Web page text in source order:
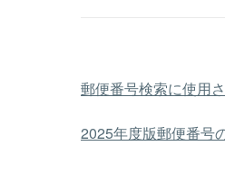
郵便番号検索に使用
2025年度版郵便番号